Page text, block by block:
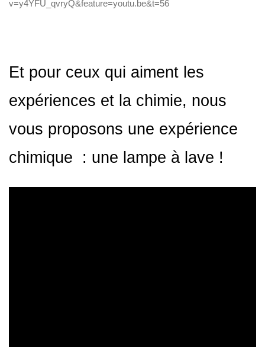
v=y4YFU_qvryQ&feature=youtu.be&t=56
Et pour ceux qui aiment les
expériences et la chimie, nous
vous proposons une expérience
chimique : une lampe à lave !